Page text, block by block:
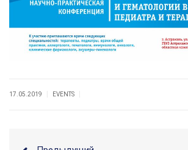
17.05.2019 EVENTS